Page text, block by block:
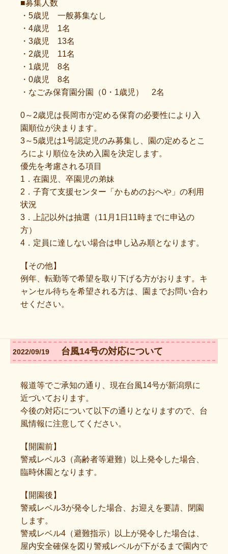
■募集人数
・5歳児 一般募集なし
・4歳児 1名
・3歳児 13名
・2歳児 11名
・1歳児 8名
・0歳児 8名
・なごみ保育園分園（0・1歳児） 2名
0～2歳児は長岡市が定める保育の必要性により入
園順位が決まります。
3～5歳児は1号認定児のみ募集し、園の定めるとこ
ろにより順位を決め入園を決定します。
優先を考慮される項目
1．在園児、卒園児の弟妹
2．子育て支援センター「かもめのおへや」の利用
状況
3．上記以外は抽選（11月1日11時までに申込の
方）
4．定員に達しない場合は申し込み順となります。
【その他】
例年、転勤等で希望を取り下げる方がおります。キ
ャンセル待ちを希望される方は、園までお問い合わ
せください。
2022/09/19 台風14号の対応について
報道等でご承知の通り、現在台風14号が新潟県に
近づいております。
今後の対応について以下の通りとなりますので、台
風情報に注意してください。
【開園前】
警戒レベル3（高齢者等避難）以上発令した場合、
臨時休園となります。
【開園後】
警戒レベル3が発令した場合、お迎えを要請、閉園
します。
警戒レベル4（避難指示）以上が発令した場合は、
屋内安全確保を図り警戒レベルが下がるまで園内で